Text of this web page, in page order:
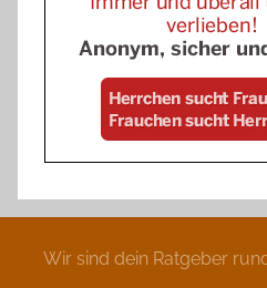
Wir sind dein Ratgeber